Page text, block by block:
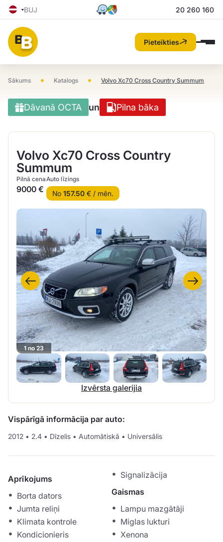
BUJ 20 260 160
Pieteikties
Sākums • Katalogs • Volvo Xc70 Cross Country Summum
Dāvanā OCTA un Pilna bāka
Volvo Xc70 Cross Country
Summum
Pilnā cena
9000 €
Auto līzings
No 157.50€ / mēn.
1 no 23
Izvērsta galerijia
Vispārīgā informācija par auto:
2012 • 2.4 • Dīzelis • Automātiskā • Universālis
Aprīkojums
Borta dators
Jumta reliņi
Klimata kontrole
Kondicionieris
Signalizācija
Gaismas
Lampu mazgātāji
Miglas lukturi
Xenona